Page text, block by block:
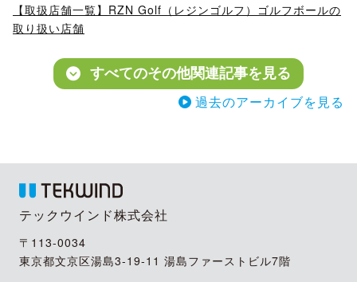
【取扱店舗一覧】RZN Golf（レジンゴルフ）ゴルフボールの
取り扱い店舗
すべてのその他関連記事を見る
過去のアーカイブを見る
テックウインド株式会社
〒113-0034
東京都文京区湯島3-19-11 湯島ファーストビル7階